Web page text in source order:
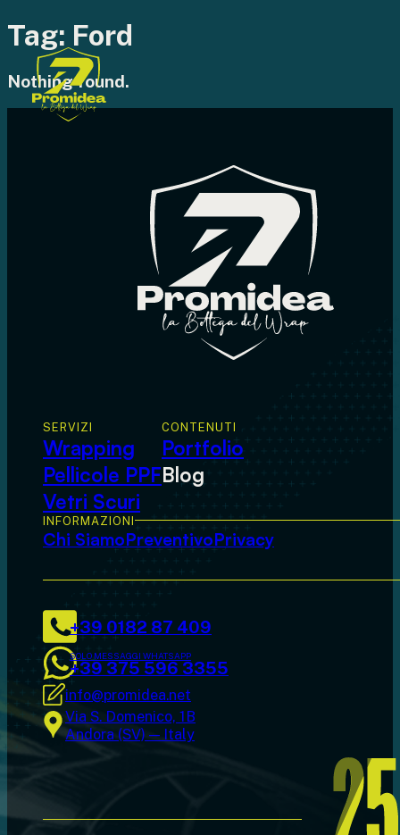
Tag: Ford
Nothing found.
SERVIZI
Wrapping
Pellicole PPF
Vetri Scuri
CONTENUTI
Portfolio
Blog
INFORMAZIONI
Chi SiamoPreventivoPrivacy
+39 0182 87 409
SOLO MESSAGGI WHATSAPP
+39 375 596 3355
info@promidea.net
Via S. Domenico, 1B
Andora (SV) — Italy